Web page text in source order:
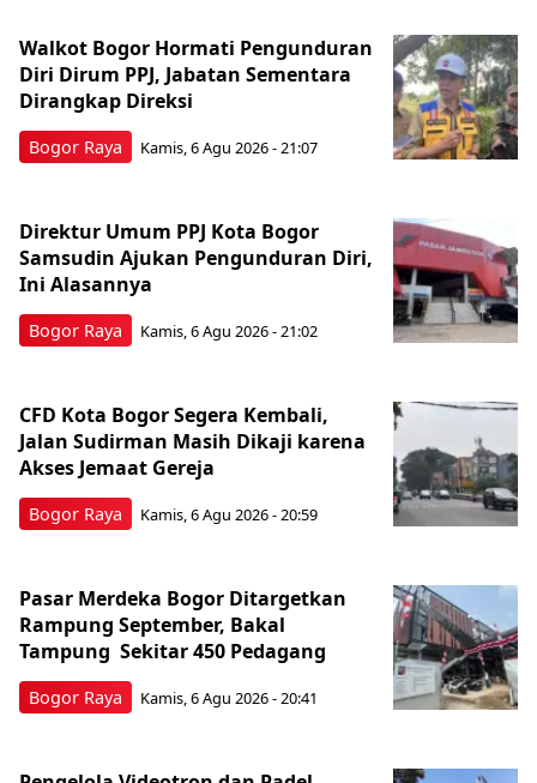
Bogor Raya
Walkot Bogor Hormati Pengunduran
Diri Dirum PPJ, Jabatan Sementara
Dirangkap Direksi
Kamis, 6 Agu 2026 - 21:07
Bogor Raya
Direktur Umum PPJ Kota Bogor
Samsudin Ajukan Pengunduran Diri,
Ini Alasannya
Kamis, 6 Agu 2026 - 21:02
Bogor Raya
CFD Kota Bogor Segera Kembali,
Jalan Sudirman Masih Dikaji karena
Akses Jemaat Gereja
Kamis, 6 Agu 2026 - 20:59
Bogor Raya
Pasar Merdeka Bogor Ditargetkan
Rampung September, Bakal
Tampung Sekitar 450 Pedagang
Kamis, 6 Agu 2026 - 20:41